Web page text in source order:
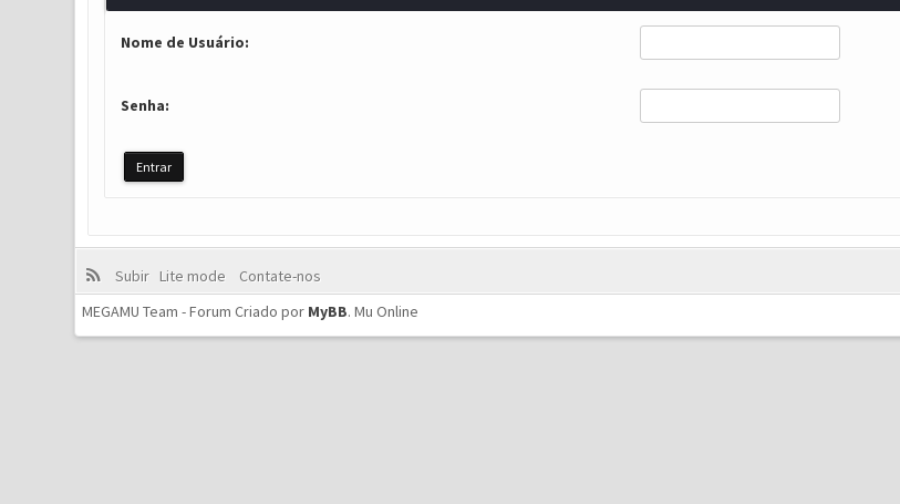
Nome de Usuário:
Senha:
Subir Lite mode
Contate-nos
MEGAMU Team - Forum Criado por MyBB.Mu Online